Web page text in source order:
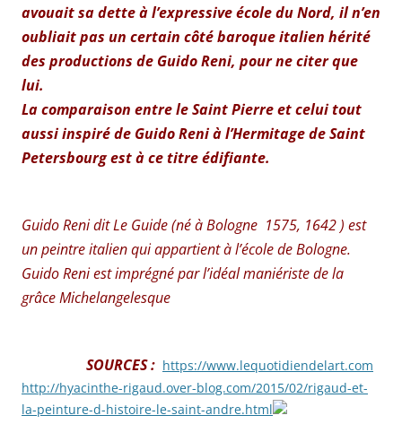
avouait sa dette à l’expressive école du Nord, il n’en
oubliait pas un certain côté baroque italien hérité
des productions de Guido Reni, pour ne citer que
lui.
La comparaison entre le Saint Pierre et celui tout
aussi inspiré de Guido Reni à l’Hermitage de Saint
Petersbourg est à ce titre édifiante.
Guido Reni dit Le Guide (né à Bologne 1575, 1642 ) est
un peintre italien qui appartient à l’école de Bologne.
Guido Reni est imprégné par l’idéal maniériste de la
grâce Michelangelesque
SOURCES : https://www.lequotidiendelart.com
http://hyacinthe-rigaud.over-blog.com/2015/02/rigaud-et-
la-peinture-d-histoire-le-saint-andre.html